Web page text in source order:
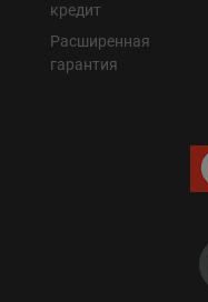
кредит
Расширенная
гарантия